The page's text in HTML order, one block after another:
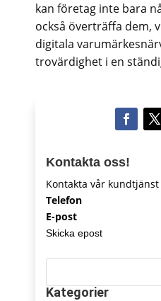
kan företag inte bara
också överträffa dem,
digitala
trovärdighet i en
Kontakta oss!
Kontakta vår
Telefon
E-post
Skicka epost
Kategorier